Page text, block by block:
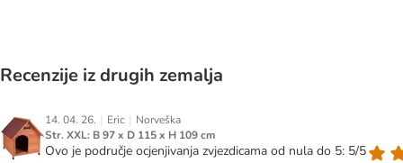
Recenzije iz drugih zemalja
14. 04. 26. | Eric | Norveška
Str. XXL: B 97 x D 115 x H 109 cm
Ovo je područje ocjenjivanja zvjezdicama od nula do 5: 5/5